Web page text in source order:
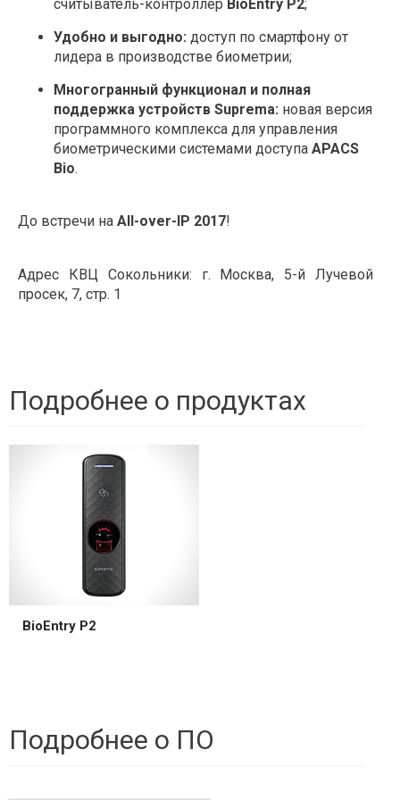
О КОМПАНИИ
ГДЕ КУПИТЬ
НОВОСТИ
КОНТАКТЫ
считыватель-контроллер BioEntry P2;
Удобно и выгодно: доступ по смартфону от
лидера в производстве биометрии;
Многогранный функционал и полная
поддержка устройств Suprema: новая версия
программного комплекса для управления
биометрическими системами доступа APACS
Bio.
До встречи на All-over-IP 2017!
Адрес КВЦ Сокольники: г. Москва, 5-й Лучевой
просек, 7, стр. 1
Подробнее о продуктах
BioEntry P2
Подробнее о ПО